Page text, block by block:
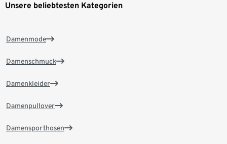
Unsere beliebtesten Kategorien
Damenmode
Damenschmuck
Damenkleider
Damenpullover
Damensporthosen